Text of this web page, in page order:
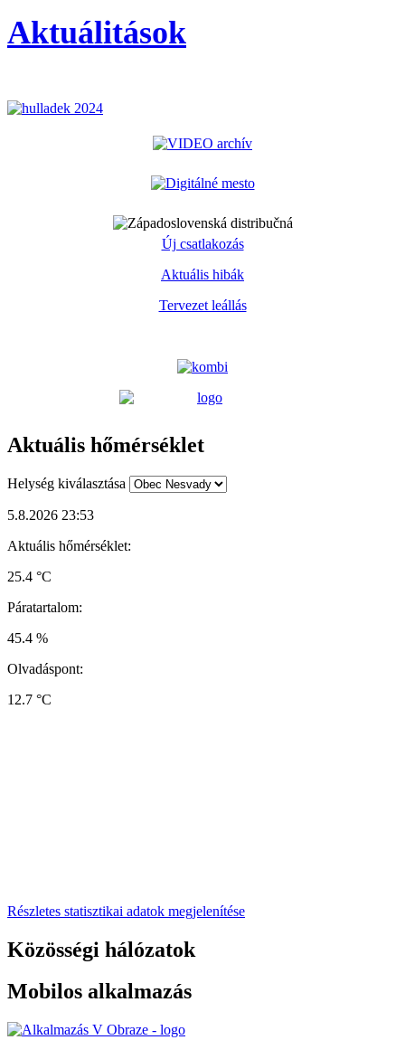
Aktuálitások
Új csatlakozás
Aktuális hibák
Tervezet leállás
Aktuális hőmérséklet
Helység kiválasztása
5.8.2026 23:53
Aktuális hőmérséklet:
25.4 °C
Páratartalom:
45.4 %
Olvadáspont:
12.7 °C
Részletes statisztikai adatok megjelenítése
Közösségi hálózatok
Mobilos alkalmazás